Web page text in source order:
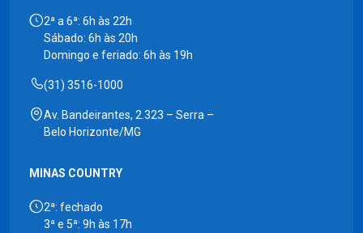
2ª a 6ª: 6h às 22h
Sábado: 6h às 20h
Domingo e feriado: 6h às 19h
(31) 3516-1000
Av. Bandeirantes, 2.323 – Serra –
Belo Horizonte/MG
MINAS COUNTRY
2ª: fechado
3ª e 5ª: 9h às 17h